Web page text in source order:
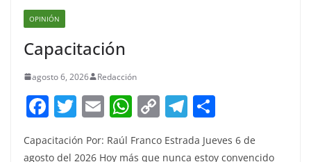
OPINIÓN
Capacitación
agosto 6, 2026 Redacción
F
a
c
T
itt
E
m
ai
W
at
C
p
T
el
e ar
Capacitación Por: Raúl Franco Estrada Jueves 6 de
agosto del 2026 Hoy más que nunca estoy convencido